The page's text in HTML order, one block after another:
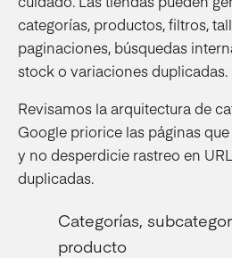
categorías, productos, filtros,
paginaciones, búsquedas
stock o variaciones duplicadas.
Revisamos la arquitectura de
Google priorice las páginas
y no desperdicie rastreo en
duplicadas.
Categorías,
producto